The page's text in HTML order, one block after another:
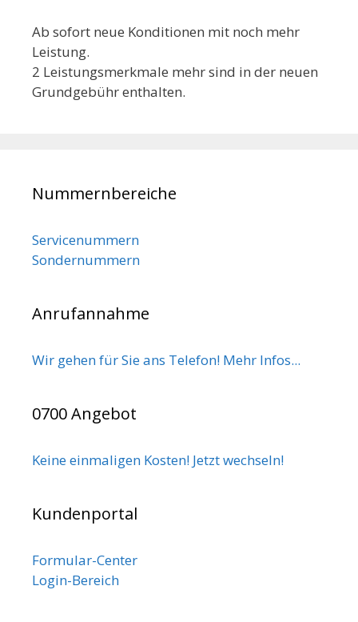
Ab sofort neue Konditionen mit noch mehr
Leistung.
2 Leistungsmerkmale mehr sind in der neuen
Grundgebühr enthalten.
Nummernbereiche
Servicenummern
Sondernummern
Anrufannahme
Wir gehen für Sie ans Telefon! Mehr Infos...
0700 Angebot
Keine einmaligen Kosten! Jetzt wechseln!
Kundenportal
Formular-Center
Login-Bereich